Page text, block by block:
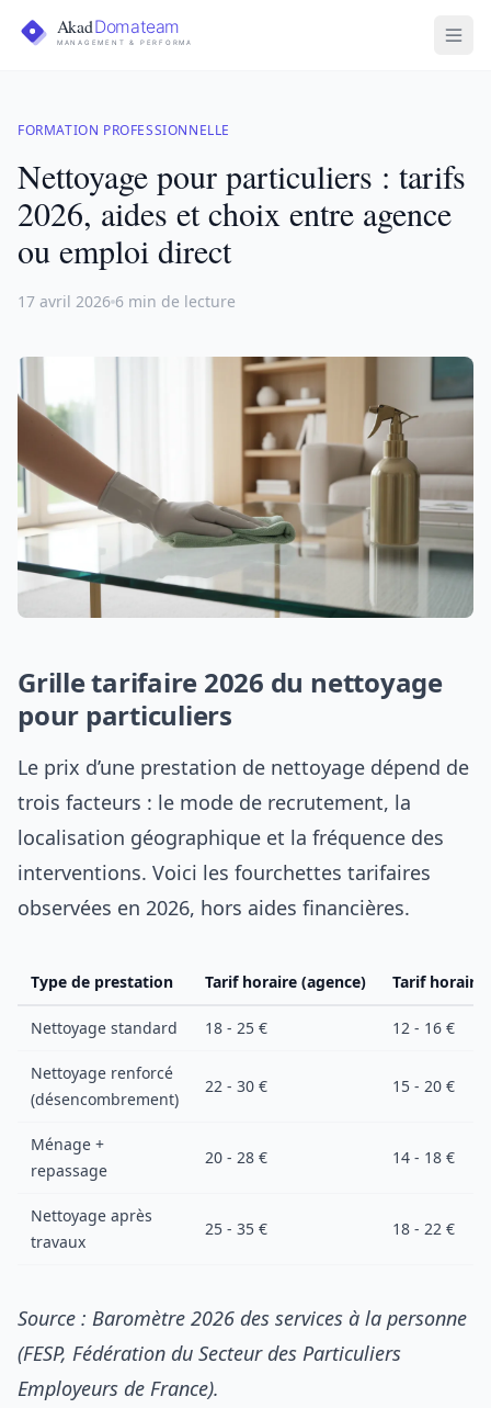
FORMATION PROFESSIONNELLE
Nettoyage pour particuliers : tarifs
2026, aides et choix entre agence
ou emploi direct
17 avril 2026 6 min de lecture
Grille tarifaire 2026 du nettoyage
pour particuliers
Le prix d’une prestation de nettoyage dépend de
trois facteurs : le mode de recrutement, la
localisation géographique et la fréquence des
interventions. Voici les fourchettes tarifaires
observées en 2026, hors aides financières.
Type de prestation Tarif horaire (agence) Tarif
Nettoyage standard 18 - 25 € 12 - 16 €
Nettoyage renforcé
(désencombrement)
22 - 30 € 15 - 20 €
Ménage +
repassage
20 - 28 € 14 - 18 €
Nettoyage après
travaux
25 - 35 € 18 - 22 €
Source : Baromètre 2026 des services à la personne
(FESP, Fédération du Secteur des Particuliers
Employeurs de France).